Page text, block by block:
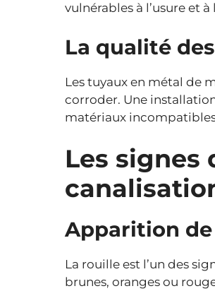
vulnérables à l’usure et
La qualité
Les tuyaux en métal de
corroder. Une
matériaux
Les signes
Apparition de
La rouille est l’un des
brunes, oranges ou